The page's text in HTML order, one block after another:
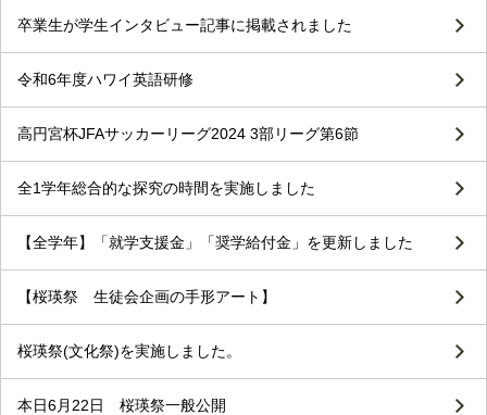
卒業生が学生インタビュー記事に掲載されました
令和6年度ハワイ英語研修
高円宮杯JFAサッカーリーグ2024 3部リーグ第6節
全1学年総合的な探究の時間を実施しました
【全学年】「就学支援金」「奨学給付金」を更新しました
【桜瑛祭 生徒会企画の手形アート】
桜瑛祭(文化祭)を実施しました。
本日6月22日 桜瑛祭一般公開